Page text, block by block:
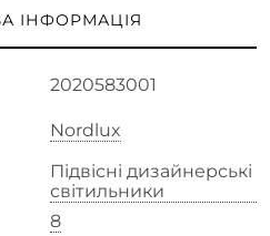
ІНФОРМАЦІЯ
2020583001
Nordlux
Підвісні дизайнерські
світильники
8